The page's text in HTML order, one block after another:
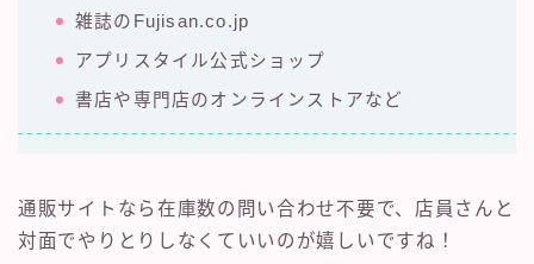
雑誌のFujisan.co.jp
アプリスタイル公式ショップ
書店や専門店のオンラインストアなど
通販サイトなら在庫数の問い合わせ不要で、店員さんと
対面でやりとりしなくていいのが嬉しいですね！